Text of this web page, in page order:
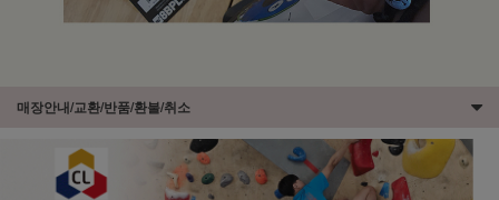
매장안내/교환/반품/환불/취소